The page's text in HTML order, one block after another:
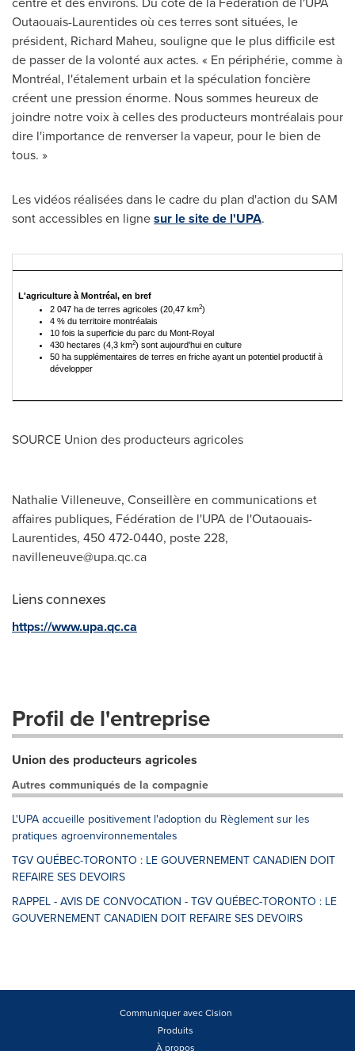
Outaouais-Laurentides où ces terres sont situées, le
président, Richard Maheu, souligne que le plus difficile est
de passer de la volonté aux actes. « En périphérie, comme à
Montréal, l'étalement urbain et la spéculation foncière
créent une pression énorme. Nous sommes heureux de
joindre notre voix à celles des producteurs montréalais pour
dire l'importance de renverser la vapeur, pour le bien de
tous. »
Les vidéos réalisées dans le cadre du plan d'action du SAM
sont accessibles en lignesur le site de l'UPA.
L'agriculture à Montréal, en bref
2 047 ha de terres agricoles (20,47 km2)
4 % du territoire montréalais
10 fois la superficie du parc du Mont-Royal
430 hectares (4,3 km2) sont aujourd'hui en culture
50 ha supplémentaires de terres en friche ayant un potentiel productif à
développer
SOURCE Union des producteurs agricoles
Nathalie Villeneuve, Conseillère en communications et
affaires publiques, Fédération de l'UPA de l'Outaouais-
Laurentides, 450 472-0440, poste 228,
navilleneuve@upa.qc.ca
Liens connexes
https://www.upa.qc.ca
Profil de l'entreprise
Union des producteurs agricoles
Autres communiqués de la compagnie
L'UPA accueille positivement l'adoption du Règlement sur les
pratiques agroenvironnementales
TGV QUÉBEC-TORONTO : LE GOUVERNEMENT CANADIEN DOIT
REFAIRE SES DEVOIRS
RAPPEL - AVIS DE CONVOCATION - TGV QUÉBEC-TORONTO : LE
GOUVERNEMENT CANADIEN DOIT REFAIRE SES DEVOIRS
Communiquer avec Cision
Produits
À propos